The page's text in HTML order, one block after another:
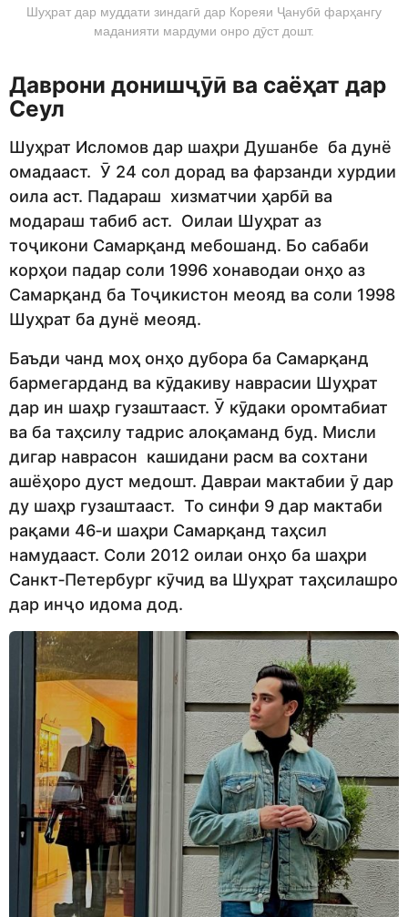
Шуҳрат дар муддати зиндагӣ дар Кореяи Ҷанубӣ фарҳангу
маданияти мардуми онро дӯст дошт.
Даврони донишҷӯӣ ва саёҳат дар
Сеул
Шуҳрат Исломов дар шаҳри Душанбе ба дунё
омадааст. Ӯ 24 сол дорад ва фарзанди хурдии
оила аст. Падараш хизматчии ҳарбӣ ва
модараш табиб аст. Оилаи Шуҳрат аз
тоҷикони Самарқанд мебошанд. Бо сабаби
корҳои падар соли 1996 хонаводаи онҳо аз
Самарқанд ба Тоҷикистон меояд ва соли 1998
Шуҳрат ба дунё меояд.
Баъди чанд моҳ онҳо дубора ба Самарқанд
бармегарданд ва кӯдакиву наврасии Шуҳрат
дар ин шаҳр гузаштааст. Ӯ кӯдаки оромтабиат
ва ба таҳсилу тадрис алоқаманд буд. Мисли
дигар наврасон кашидани расм ва сохтани
ашёҳоро дуст медошт. Давраи мактабии ӯ дар
ду шаҳр гузаштааст. То синфи 9 дар мактаби
рақами 46‑и шаҳри Самарқанд таҳсил
намудааст. Соли 2012 оилаи онҳо ба шаҳри
Санкт‑Петербург кӯчид ва Шуҳрат таҳсилашро
дар инҷо идома дод.